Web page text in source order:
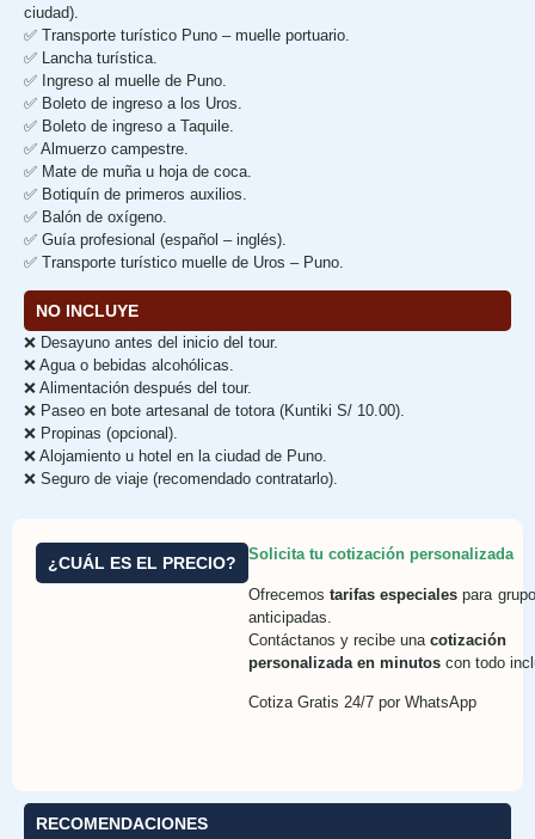
ciudad).
✅ Transporte turístico Puno – muelle portuario.
✅ Lancha turística.
✅ Ingreso al muelle de Puno.
✅ Boleto de ingreso a los Uros.
✅ Boleto de ingreso a Taquile.
✅ Almuerzo campestre.
✅ Mate de muña u hoja de coca.
✅ Botiquín de primeros auxilios.
✅ Balón de oxígeno.
✅ Guía profesional (español – inglés).
✅ Transporte turístico muelle de Uros – Puno.
NO INCLUYE
❌ Desayuno antes del inicio del tour.
❌ Agua o bebidas alcohólicas.
❌ Alimentación después del tour.
❌ Paseo en bote artesanal de totora (Kuntiki S/ 10.00).
❌ Propinas (opcional).
❌ Alojamiento u hotel en la ciudad de Puno.
❌ Seguro de viaje (recomendado contratarlo).
¿CUÁL ES EL PRECIO? Solicita tu cotización personalizada
Ofrecemostarifas especiales para
anticipadas.
Contáctanos y recibe una cotización
personalizada en minutos con todo
Cotiza Gratis 24/7 por WhatsApp
RECOMENDACIONES